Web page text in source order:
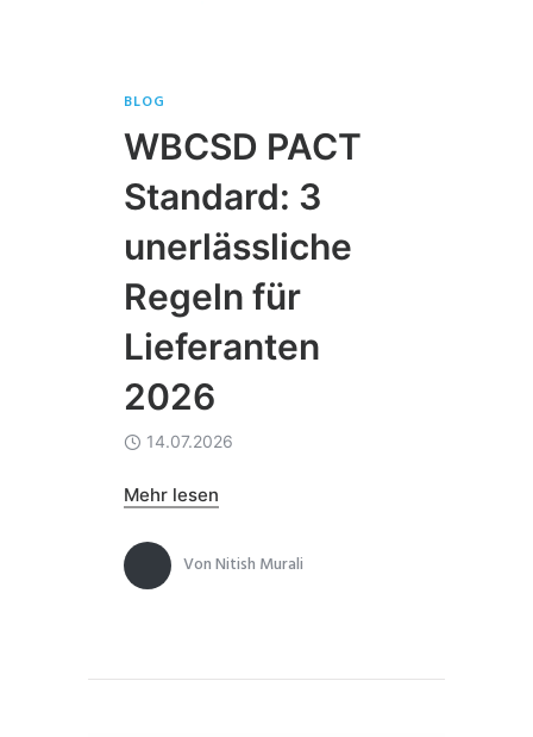
BLOG
WBCSD PACT
Standard: 3
unerlässliche
Regeln für
Lieferanten
2026
14.07.2026
Mehr lesen
VonNitish Murali